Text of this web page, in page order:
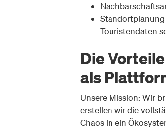
Touristendaten
Die
als
Unsere Mission: Wir
erstellen wir die
Chaos in ein